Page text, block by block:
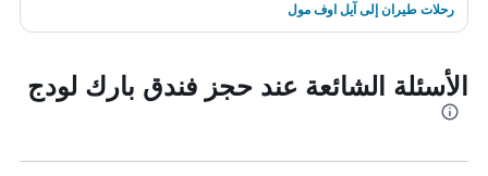
رحلات طيران إلى آيل اوف مول
الأسئلة الشائعة عند حجز فندق بارك لودج